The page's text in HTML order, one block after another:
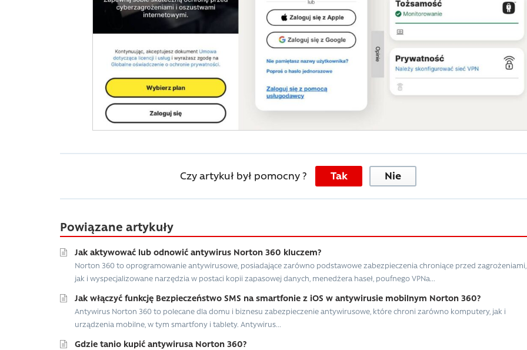
Czy artykuł był pomocny ? Tak Nie
Powiązane artykuły
Jak aktywować lub odnowić antywirus Norton 360 kluczem?
Norton 360 to oprogramowanie antywirusowe, posiadające zarówno podstawowe zabezpieczenia chroniące przed zagrożeniami,
jak i wyspecjalizowane narzędzia w postaci kopii zapasowej danych, menedżera haseł, poufnego VPNa...
Jak włączyć funkcję Bezpieczeństwo SMS na smartfonie z iOS w antywirusie mobilnym Norton 360?
Antywirus Norton 360 to polecane dla domu i biznesu zabezpieczenie antywirusowe, które chroni zarówno komputery, jak i
urządzenia mobilne, w tym smartfony i tablety. Antywirus...
Gdzie tanio kupić antywirusa Norton 360?